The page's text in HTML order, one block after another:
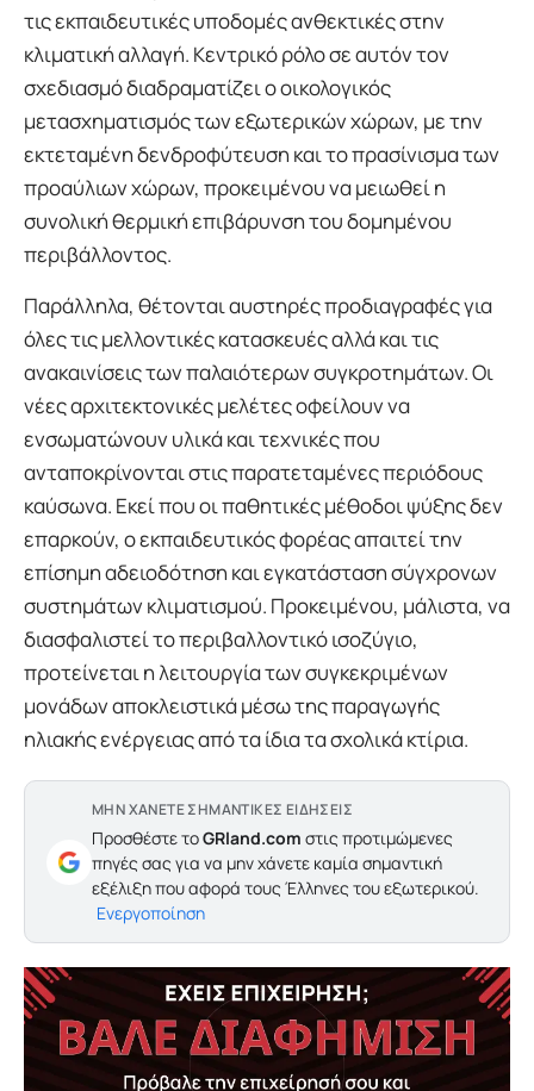
τις εκπαιδευτικές υποδομές ανθεκτικές στην
κλιματική αλλαγή. Κεντρικό ρόλο σε αυτόν τον
σχεδιασμό διαδραματίζει ο οικολογικός
μετασχηματισμός των εξωτερικών χώρων, με την
εκτεταμένη δενδροφύτευση και το πρασίνισμα των
προαύλιων χώρων, προκειμένου να μειωθεί η
συνολική θερμική επιβάρυνση του δομημένου
περιβάλλοντος.
Παράλληλα, θέτονται αυστηρές προδιαγραφές για
όλες τις μελλοντικές κατασκευές αλλά και τις
ανακαινίσεις των παλαιότερων συγκροτημάτων. Οι
νέες αρχιτεκτονικές μελέτες οφείλουν να
ενσωματώνουν υλικά και τεχνικές που
ανταποκρίνονται στις παρατεταμένες περιόδους
καύσωνα. Εκεί που οι παθητικές μέθοδοι ψύξης δεν
επαρκούν, ο εκπαιδευτικός φορέας απαιτεί την
επίσημη αδειοδότηση και εγκατάσταση σύγχρονων
συστημάτων κλιματισμού. Προκειμένου, μάλιστα, να
διασφαλιστεί το περιβαλλοντικό ισοζύγιο,
προτείνεται η λειτουργία των συγκεκριμένων
μονάδων αποκλειστικά μέσω της παραγωγής
ηλιακής ενέργειας από τα ίδια τα σχολικά κτίρια.
ΜΗΝ ΧΑΝΕΤΕ ΣΗΜΑΝΤΙΚΕΣ ΕΙΔΗΣΕΙΣ
Προσθέστε τοGRland.com στις προτιμώμενες
πηγές σας για να μην χάνετε καμία σημαντική
εξέλιξη που αφορά τους Έλληνες του εξωτερικού.
Ενεργοποίηση